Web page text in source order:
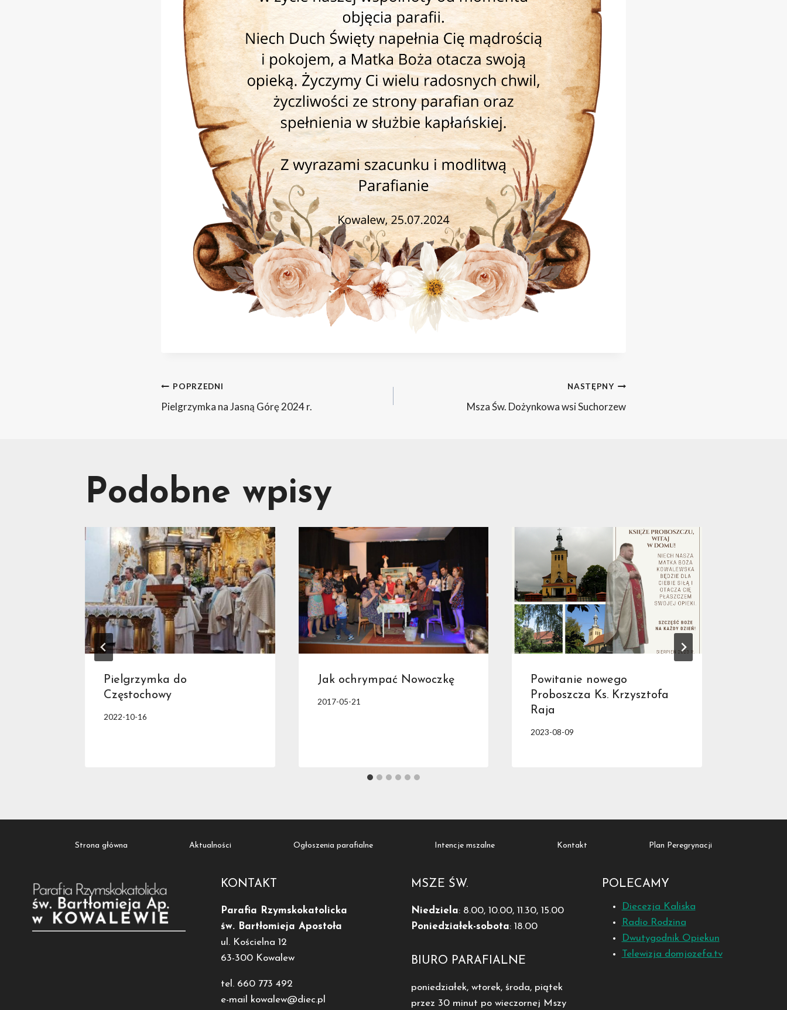
Nawigacja
POPRZEDNI
Pielgrzymka na Jasną Górę 2024 r.
NASTĘPNY
Msza Św. Dożynkowa wsi Suchorzew
Podobne wpisy
Pielgrzymka do
Częstochowy
2022-10-16
Jak ochrympać Nowoczkę
2017-05-21
Powitanie nowego
Proboszcza Ks. Krzysztofa
Raja
2023-08-09
Strona główna Aktualności Ogłoszenia parafialne Intencje mszalne Kontakt Plan Peregrynacji
KONTAKT
Parafia Rzymskokatolicka
św. Bartłomieja Apostoła
ul. Kościelna 12
63-300 Kowalew
tel. 660 773 492
e-mail kowalew@diec.pl
MSZE ŚW.
Niedziela: 8.00, 10.00, 11.30, 15.00
Poniedziałek-sobota: 18.00
BIURO PARAFIALNE
poniedziałek, wtorek, środa, piątek
przez 30 minut po wieczornej Mszy
POLECAMY
Diecezja Kaliska
Radio Rodzina
Dwutygodnik Opiekun
Telewizja domjozefa.tv